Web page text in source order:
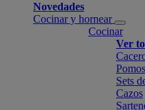
Novedades
Cocinar y hornear
Cocinar
Ver
Sets
Cazos